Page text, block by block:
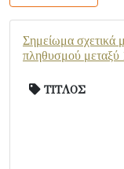
Σημείωμα σχετικά
πληθυσμού μεταξύ
ΤΙΤΛΟΣ